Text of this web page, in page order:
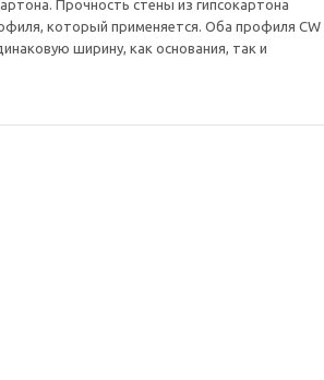
Прочность стены из гипсокартона
который применяется. Оба профиля CW
ширину, как основания, так и